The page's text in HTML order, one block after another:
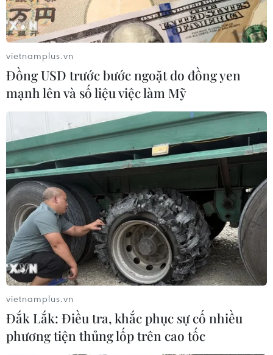
Khẩn trương xây dựng hướng dẫn sử dụng
vaccine Hayat-Vax và Abdala
25/09/2021 09:54
Cục Y tế dự phòng đề nghị Dự án tiêm chủng mở rộng
quốc gia (Viện Vệ sinh dịch tễ TW) khẩn trương xây
dựng hướng dẫn sử dụng các loại vaccine phòng
COVID-19 mới ngay sau khi được Bộ Y tế phê duyệt.
vietnamplus.vn
Đồng USD trước bước ngoặt do đồng yen
mạnh lên và số liệu việc làm Mỹ
vietnamplus.vn
Đắk Lắk: Điều tra, khắc phục sự cố nhiều
phương tiện thủng lốp trên cao tốc